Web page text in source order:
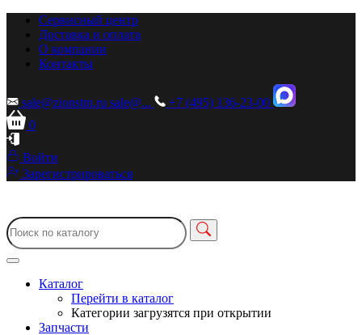
Сервисный центр
Доставка и оплата
О компании
Контакты
sale@zionstm.ru sale@...
+7 (495) 136-23-00
0
Войти
Зарегистрироваться
Каталог
Перейти в каталог
Категории загрузятся при открытии
Запчасти